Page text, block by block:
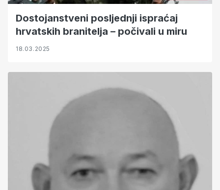
Dostojanstveni posljednji ispraćaj
hrvatskih branitelja – počivali u miru
18.03.2025